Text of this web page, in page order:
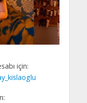
için: